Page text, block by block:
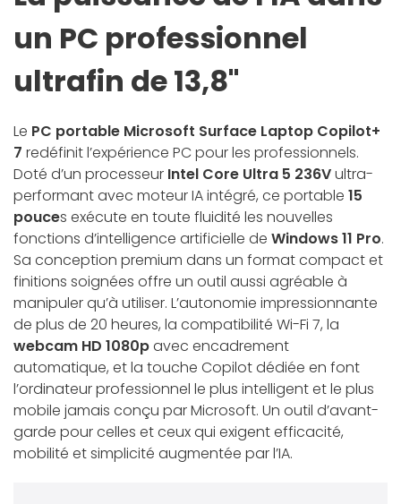
un PC professionnel
ultrafin de 13,8"
Le PC portable Microsoft Surface Laptop Copilot+
7 redéfinit l’expérience PC pour les professionnels.
Doté d’un processeur Intel Core Ultra 5 236Vultra-
performant avec moteur IA intégré, ce portable 15
pouces exécute en toute fluidité les nouvelles
fonctions d’intelligence artificielle de Windows 11 Pro.
Sa conception premium dans un format compact et
finitions soignées offre un outil aussi agréable à
manipuler qu’à utiliser. L’autonomie impressionnante
de plus de 20 heures, la compatibilité Wi-Fi 7, la
webcam HD 1080pavec encadrement
automatique, et la touche Copilot dédiée en font
l’ordinateur professionnel le plus intelligent et le plus
mobile jamais conçu par Microsoft. Un outil d’avant-
garde pour celles et ceux qui exigent efficacité,
mobilité et simplicité augmentée par l’IA.